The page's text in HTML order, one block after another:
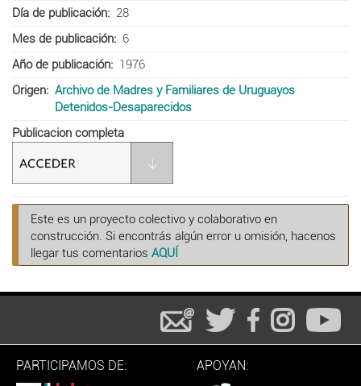
Día de publicación
28
Mes de publicación
6
Año de publicación
1976
Origen
Archivo de Madres y Familiares de Uruguayos
Detenidos-Desaparecidos
Publicacion completa
Este es un proyecto colectivo y colaborativo en
construcción. Si encontrás algún error u omisión, hacenos
llegar tus comentarios AQUÍ
PARTICIPAMOS DE: APOYAN: